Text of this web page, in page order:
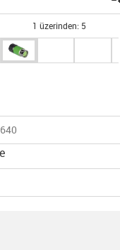
1 üzerinden: 5
igus-icon-arrow-left